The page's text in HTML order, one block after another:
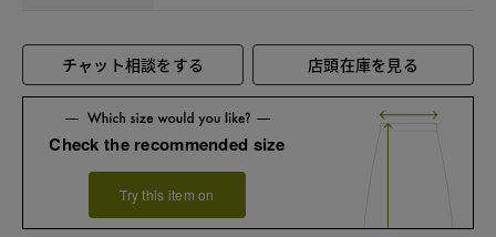
チャット相談をする 店頭在庫を見る
Check the recommended size
Try this item on